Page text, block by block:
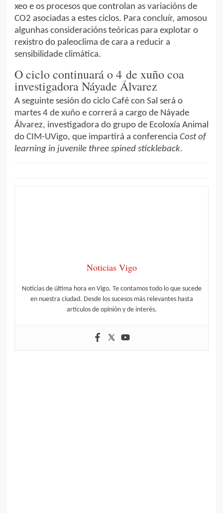
xeo e os procesos que controlan as variacións de
CO2 asociadas a estes ciclos. Para concluír, amosou
algunhas consideracións teóricas para explotar o
rexistro do paleoclima de cara a reducir a
sensibilidade climática.
O ciclo continuará o 4 de xuño coa
investigadora Náyade Álvarez
A seguinte sesión do ciclo Café con Sal será o
martes 4 de xuño e correrá a cargo de Náyade
Álvarez, investigadora do grupo de Ecoloxía Animal
do CIM-UVigo, que impartirá a conferencia Cost of
learning in juvenile three spined stickleback.
Noticias Vigo
Noticias de última hora en Vigo. Te contamos todo lo que sucede
en nuestra ciudad. Desde los sucesos más relevantes hasta
artículos de opinión y de interés.